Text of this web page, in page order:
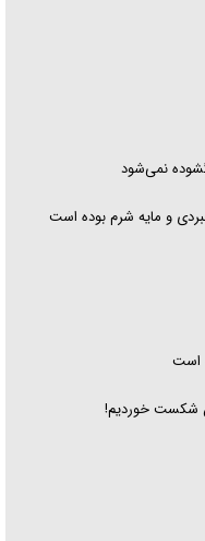
نمی‌شود
و مایه شرم بوده است
است
شکست خوردیم!